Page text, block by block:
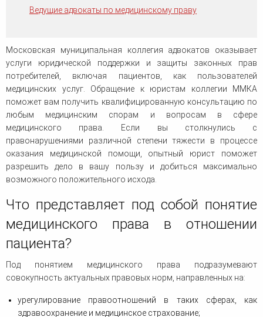
Видео ММКА
Миграционное право
Оспаривание сделок
Страхование
Уголовные споры
Урегулирование споров в
досудебном порядке
Конституционный Суд РФ
Ведущие адвокаты по медицинскому праву
Московская муниципальная коллегия адвокатов оказывает
услуги юридической поддержки и защиты законных прав
потребителей, включая пациентов, как пользователей
медицинских услуг. Обращение к юристам коллегии ММКА
поможет вам получить квалифицированную консультацию по
любым медицинским спорам и вопросам в сфере
медицинского права. Если вы столкнулись с
правонарушениями различной степени тяжести в процессе
оказания медицинской помощи, опытный юрист поможет
разрешить дело в вашу пользу и добиться максимально
возможного положительного исхода.
Что представляет под собой понятие
медицинского права в отношении
пациента?
Под понятием медицинского права подразумевают
совокупность актуальных правовых норм, направленных на:
урегулирование правоотношений в таких сферах, как
здравоохранение и медицинское страхование;